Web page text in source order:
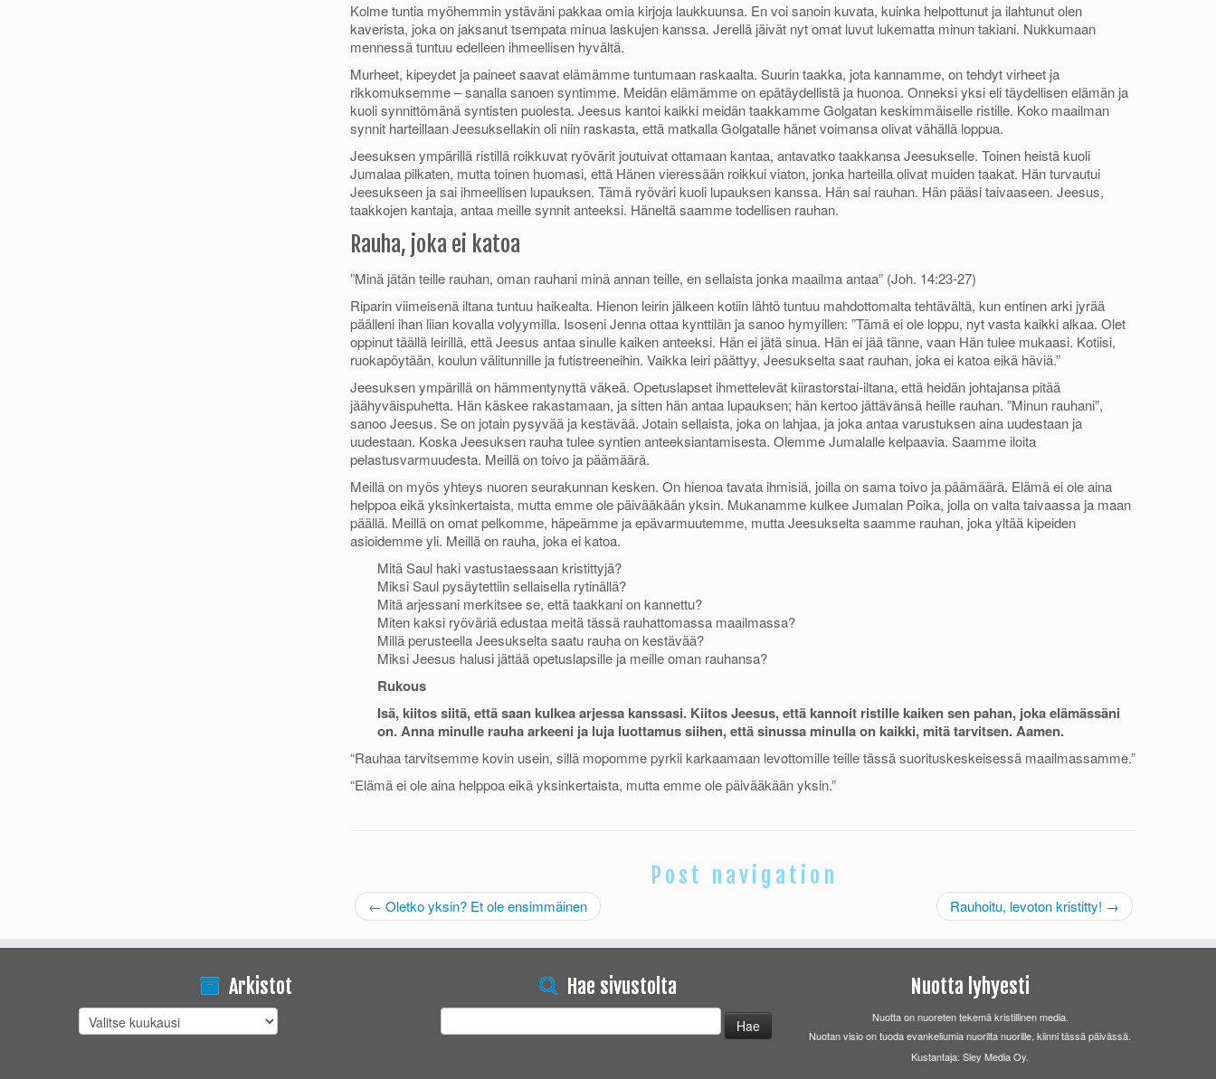
Kolme tuntia myöhemmin ystäväni pakkaa omia kirjoja laukkuunsa. En voi sanoin kuvata, kuinka helpottunut ja ilahtunut olen
kaverista, joka on jaksanut tsempata minua laskujen kanssa. Jerellä jäivät nyt omat luvut lukematta minun takiani. Nukkumaan
mennessä tuntuu edelleen ihmeellisen hyvältä.
Murheet, kipeydet ja paineet saavat elämämme tuntumaan raskaalta. Suurin taakka, jota kannamme, on tehdyt virheet ja
rikkomuksemme – sanalla sanoen syntimme. Meidän elämämme on epätäydellistä ja huonoa. Onneksi yksi eli täydellisen elämän ja
kuoli synnittömänä syntisten puolesta. Jeesus kantoi kaikki meidän taakkamme Golgatan keskimmäiselle ristille. Koko maailman
synnit harteillaan Jeesuksellakin oli niin raskasta, että matkalla Golgatalle hänet voimansa olivat vähällä loppua.
Jeesuksen ympärillä ristillä roikkuvat ryövärit joutuivat ottamaan kantaa, antavatko taakkansa Jeesukselle. Toinen heistä kuoli
Jumalaa pilkaten, mutta toinen huomasi, että Hänen vieressään roikkui viaton, jonka harteilla olivat muiden taakat. Hän turvautui
Jeesukseen ja sai ihmeellisen lupauksen. Tämä ryöväri kuoli lupauksen kanssa. Hän sai rauhan. Hän pääsi taivaaseen. Jeesus,
taakkojen kantaja, antaa meille synnit anteeksi. Häneltä saamme todellisen rauhan.
Rauha, joka ei katoa
”Minä jätän teille rauhan, oman rauhani minä annan teille, en sellaista jonka maailma antaa” (Joh. 14:23-27)
Riparin viimeisenä iltana tuntuu haikealta. Hienon leirin jälkeen kotiin lähtö tuntuu mahdottomalta tehtävältä, kun entinen arki jyrää
päälleni ihan liian kovalla volyymilla. Isoseni Jenna ottaa kynttilän ja sanoo hymyillen: ”Tämä ei ole loppu, nyt vasta kaikki alkaa. Olet
oppinut täällä leirillä, että Jeesus antaa sinulle kaiken anteeksi. Hän ei jätä sinua. Hän ei jää tänne, vaan Hän tulee mukaasi. Kotiisi,
ruokapöytään, koulun välitunnille ja futistreeneihin. Vaikka leiri päättyy, Jeesukselta saat rauhan, joka ei katoa eikä häviä.”
Jeesuksen ympärillä on hämmentynyttä väkeä. Opetuslapset ihmettelevät kiirastorstai-iltana, että heidän johtajansa pitää
jäähyväispuhetta. Hän käskee rakastamaan, ja sitten hän antaa lupauksen; hän kertoo jättävänsä heille rauhan. ”Minun rauhani”,
sanoo Jeesus. Se on jotain pysyvää ja kestävää. Jotain sellaista, joka on lahjaa, ja joka antaa varustuksen aina uudestaan ja
uudestaan. Koska Jeesuksen rauha tulee syntien anteeksiantamisesta. Olemme Jumalalle kelpaavia. Saamme iloita
pelastusvarmuudesta. Meillä on toivo ja päämäärä.
Meillä on myös yhteys nuoren seurakunnan kesken. On hienoa tavata ihmisiä, joilla on sama toivo ja päämäärä. Elämä ei ole aina
helppoa eikä yksinkertaista, mutta emme ole päivääkään yksin. Mukanamme kulkee Jumalan Poika, jolla on valta taivaassa ja maan
päällä. Meillä on omat pelkomme, häpeämme ja epävarmuutemme, mutta Jeesukselta saamme rauhan, joka yltää kipeiden
asioidemme yli. Meillä on rauha, joka ei katoa.
Mitä Saul haki vastustaessaan kristittyjä?
Miksi Saul pysäytettiin sellaisella rytinällä?
Mitä arjessani merkitsee se, että taakkani on kannettu?
Miten kaksi ryöväriä edustaa meitä tässä rauhattomassa maailmassa?
Millä perusteella Jeesukselta saatu rauha on kestävää?
Miksi Jeesus halusi jättää opetuslapsille ja meille oman rauhansa?
Rukous
Isä, kiitos siitä, että saan kulkea arjessa kanssasi. Kiitos Jeesus, että kannoit ristille kaiken sen pahan, joka elämässäni
on. Anna minulle rauha arkeeni ja luja luottamus siihen, että sinussa minulla on kaikki, mitä tarvitsen. Aamen.
“Rauhaa tarvitsemme kovin usein, sillä mopomme pyrkii karkaamaan levottomille teille tässä suorituskeskeisessä maailmassamme.”
“Elämä ei ole aina helppoa eikä yksinkertaista, mutta emme ole päivääkään yksin.”
Post navigation
← Oletko yksin? Et ole ensimmäinen Rauhoitu, levoton kristitty! →
Arkistot
Arkistot
Hae sivustolta
Haku:
Nuotta lyhyesti
Nuotta on nuoreten tekemä kristillinen media.
Nuotan visio on tuoda evankeliumia nuorilta nuorille, kiinni tässä päivässä.
Kustantaja: Sley Media Oy.